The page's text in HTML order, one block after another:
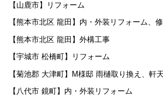
【山鹿市】リフォーム
【熊本市北区 龍田】内・外装リフォーム、
【熊本市北区 龍田】外構工事
【宇城市 松橋町】リフォーム
【菊池郡 大津町】M様邸 雨樋取り換え、軒
【八代市 鏡町】内・外装リフォーム